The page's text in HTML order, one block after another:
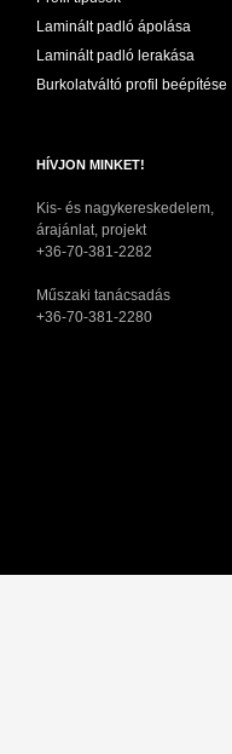
Laminált padló ápolása
Laminált padló lerakása
Burkolatváltó profil beépítése
HÍVJON MINKET!
Kis- és nagykereskedelem,
árajánlat, projekt
+36-70-381-2282
Műszaki tanácsadás
+36-70-381-2280